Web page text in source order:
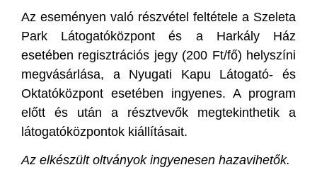
Az eseményen való részvétel feltétele a Szeleta
Park Látogatóközpont és a Harkály Ház
esetében regisztrációs jegy (200 Ft/fő) helyszíni
megvásárlása, a Nyugati Kapu Látogató- és
Oktatóközpont esetében ingyenes. A program
előtt és után a résztvevők megtekinthetik a
látogatóközpontok kiállításait.
Az elkészült oltványok ingyenesen hazavihetők.